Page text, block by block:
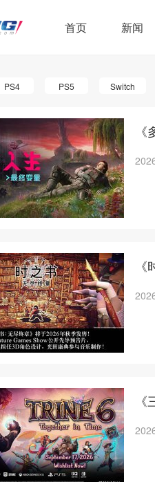
首页 新闻
PS4 PS5 Switch